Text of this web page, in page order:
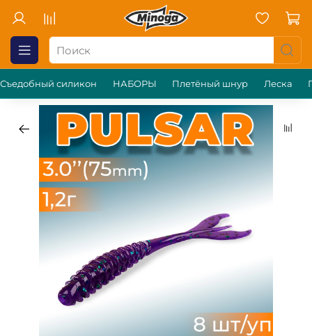
Съедобный силикон НАБОРЫ Плетёный шнур Леска